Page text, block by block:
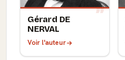
Gérard DE
NERVAL
Voir l'auteur